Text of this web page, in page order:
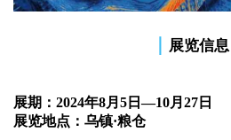
展览信息
展期：2024年8月5日—10月27日
展览地点：乌镇·粮仓